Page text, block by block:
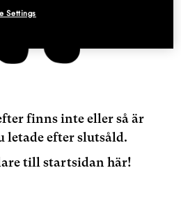
finns inte eller så är
letade efter slutsåld.
till startsidan här!
Settings